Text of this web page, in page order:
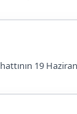
19